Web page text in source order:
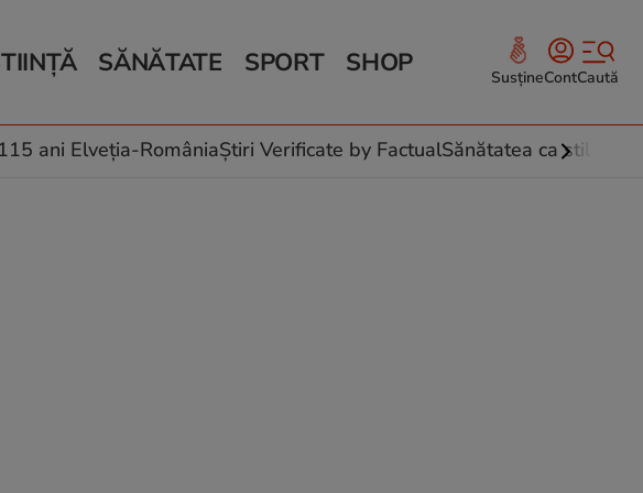
climatice
SĂNĂTATE
Relații
Rețete culinare
SPORT SHOP SusțineContCaută
115 ani Elveția-RomâniaȘtiri Verificate by FactualSănătatea ca stil de